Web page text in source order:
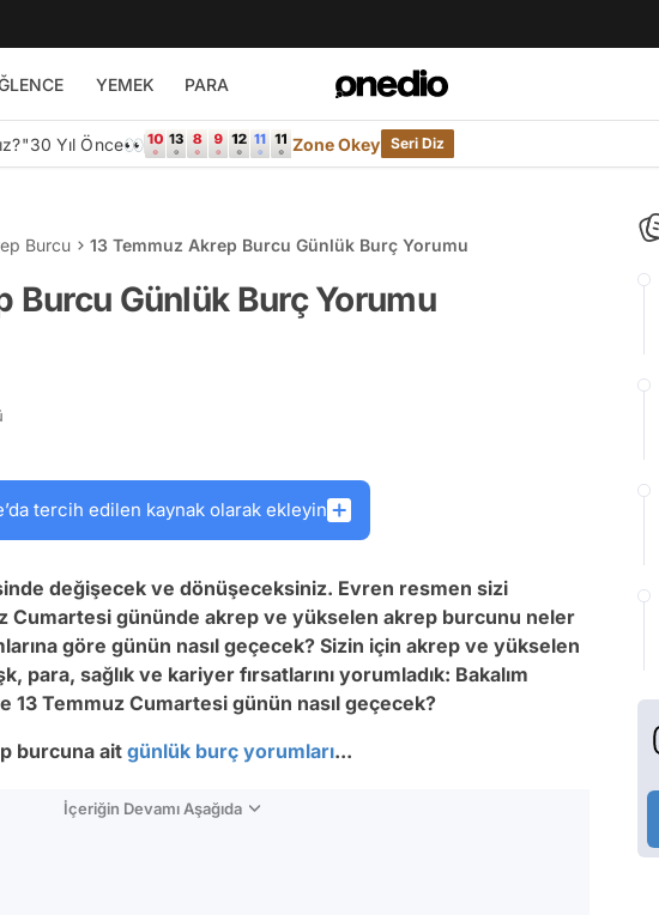
YEMEK PARA
30 Yıl Önce👀 Zone Okey Seri Diz
Burcu 13 Temmuz Akrep Burcu Günlük Burç Yorumu
Burcu Günlük Burç Yorumu
tercih edilen kaynak olarak ekleyin
değişecek ve dönüşeceksiniz. Evren resmen sizi
Cumartesi gününde akrep ve yükselen akrep burcunu neler
göre günün nasıl geçecek? Sizin için akrep ve yükselen
para, sağlık ve kariyer fırsatlarını yorumladık: Bakalım
13 Temmuz Cumartesi günün nasıl geçecek?
burcuna ait günlük burç yorumları...
İçeriğin Devamı Aşağıda